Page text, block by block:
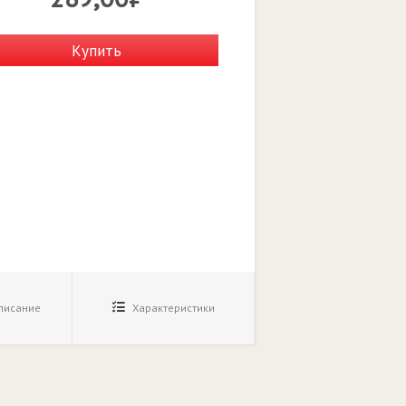
Купить
Характеристики